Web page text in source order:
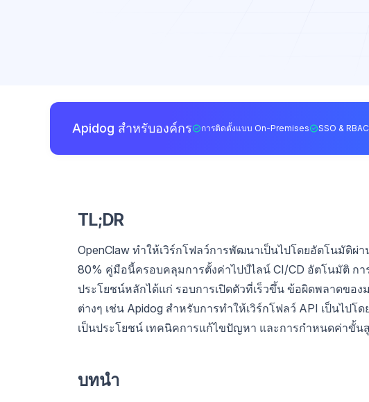
Apidog สำหรับองค์กร การติดตั้งแบบ On-Premises SSO & RBAC
TL;DR
OpenClaw ทำให้เวิร์กโฟลว์การพัฒนาเป็นไปโดยอัตโนมัติผ่
80% คู่มือนี้ครอบคลุมการตั้งค่าไปป์ไลน์ CI/CD อัตโนมัติ ก
ประโยชน์หลักได้แก่ รอบการเปิดตัวที่เร็วขึ้น ข้อผิดพลาดขอ
ต่างๆ เช่น Apidog สำหรับการทำให้เวิร์กโฟลว์ API เป็นไป
เป็นประโยชน์ เทคนิคการแก้ไขปัญหา และการกำหนดค่าขั้น
บทนำ